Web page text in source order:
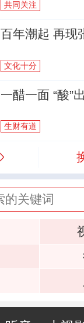
共同关注
百年潮起 再现
文化十分
一醋一面 “酸”
生财有道